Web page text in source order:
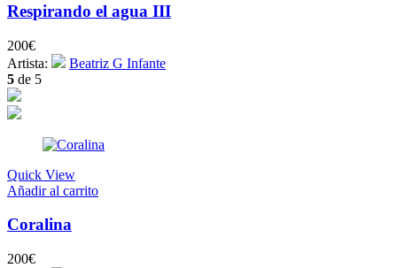
Respirando el agua III
200€
Artista:
Beatriz G Infante
5 de 5
Quick View
Añadir al carrito
Coralina
200€